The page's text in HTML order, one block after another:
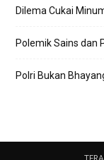
Dilema Cukai
Polemik Sains dan
Polri Bukan